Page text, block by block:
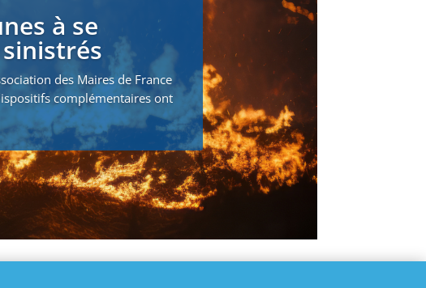
à se
des Maires de France
complémentaires ont